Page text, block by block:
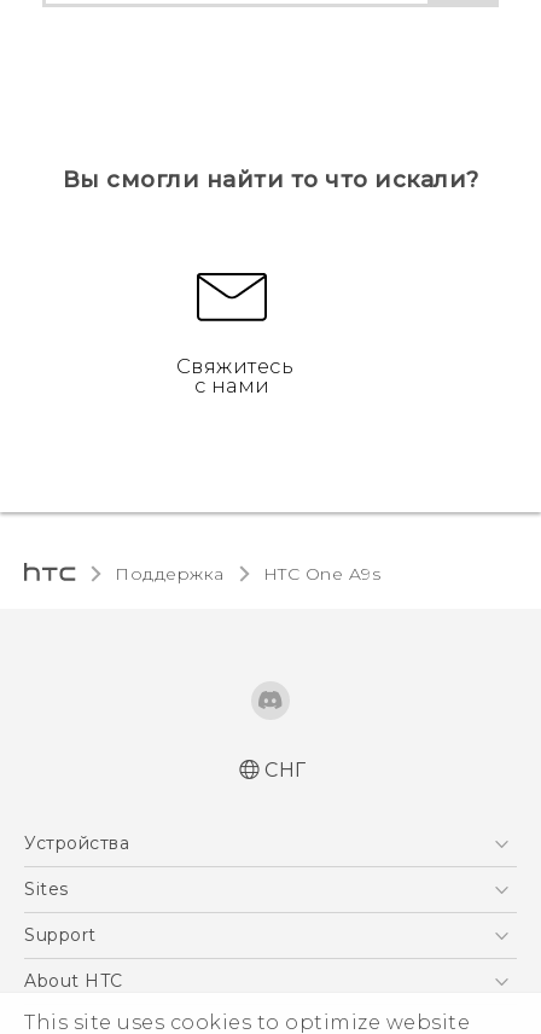
This site uses cookies to optimize website
Вы смогли найти то что искали?
Свяжитесь
с нами
Поддержка HTC One A9s‎
Русский - Руководство пользователя
Қазақ - Пайдаланушы нұсқаулығы
СНГ
Устройства
5G
EXODUS
Sites
HTC Dev
Support
ПОДДЕРЖКА
About HTC
ESG